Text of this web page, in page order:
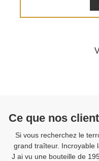
Ce que nos
Si vous recherchez le
grand traîteur. Incroyable
J ai vu une bouteille de